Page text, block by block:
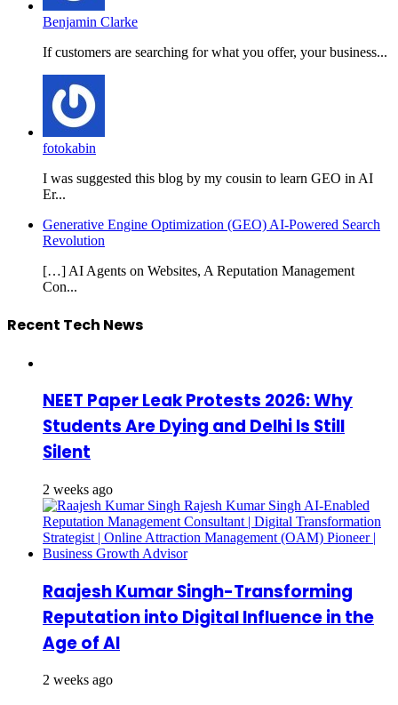
Benjamin Clarke
If customers are searching for what you offer, your business...
fotokabin
I was suggested this blog by my cousin to learn GEO in AI
Er...
Generative Engine Optimization (GEO) AI-Powered Search
Revolution
[…] AI Agents on Websites, A Reputation Management
Con...
Recent Tech News
NEET Paper Leak Protests 2026: Why
Students Are Dying and Delhi Is Still
Silent
2 weeks ago
Raajesh Kumar Singh-Transforming
Reputation into Digital Influence in the
Age of AI
2 weeks ago